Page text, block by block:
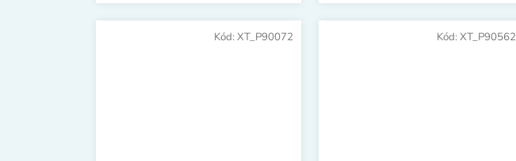
Kód: XT_P90072 Kód: XT_P90562